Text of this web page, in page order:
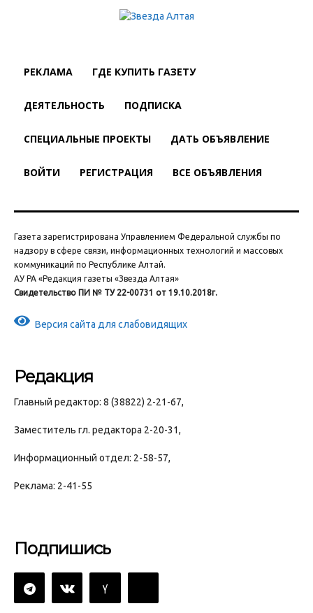
РЕКЛАМА ГДЕ КУПИТЬ ГАЗЕТУ
ДЕЯТЕЛЬНОСТЬ ПОДПИСКА
СПЕЦИАЛЬНЫЕ ПРОЕКТЫ ДАТЬ ОБЪЯВЛЕНИЕ
ВОЙТИ РЕГИСТРАЦИЯ ВСЕ ОБЪЯВЛЕНИЯ
Газета зарегистрирована Управлением Федеральной службы по
надзору в сфере связи, информационных технологий и массовых
коммуникаций по Республике Алтай.
АУ РА «Редакция газеты «Звезда Алтая»
Свидетельство ПИ № ТУ 22-00731 от 19.10.2018г.
Версия сайта для слабовидящих
Редакция
Главный редактор: 8 (38822) 2-21-67,
Заместитель гл. редактора 2-20-31,
Информационный отдел: 2-58-57,
Реклама: 2-41-55
Подпишись